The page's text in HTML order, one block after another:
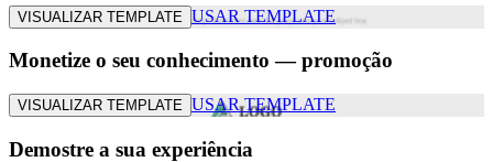
VISUALIZAR TEMPLATE USAR TEMPLATE
Monetize o seu conhecimento — promoção
VISUALIZAR TEMPLATE USAR TEMPLATE
Demostre a sua experiência